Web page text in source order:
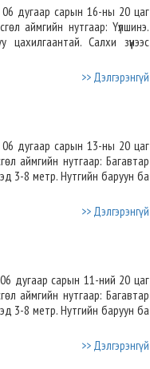
дугаар сарын 16-ны 20 цаг
аймгийн нутгаар: Үүлшинэ.
Салхи зүүнээс
>> Дэлгэрэнгүй
дугаар сарын 13-ны 20 цаг
аймгийн нутгаар: Багавтар
3-8 метр. Нутгийн баруун ба
>> Дэлгэрэнгүй
дугаар сарын 11-ний 20 цаг
аймгийн нутгаар: Багавтар
3-8 метр. Нутгийн баруун ба
>> Дэлгэрэнгүй